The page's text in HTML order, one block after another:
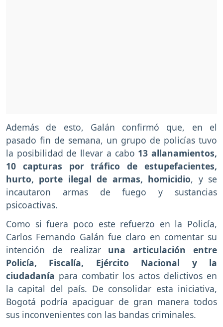
Además de esto, Galán confirmó que, en el
pasado fin de semana, un grupo de policías tuvo
la posibilidad de llevar a cabo 13 allanamientos,
10 capturas por tráfico de estupefacientes,
hurto, porte ilegal de armas, homicidio, y se
incautaron armas de fuego y sustancias
psicoactivas.
Como si fuera poco este refuerzo en la Policía,
Carlos Fernando Galán fue claro en comentar su
intención de realizar una articulación entre
Policía, Fiscalía, Ejército Nacional y la
ciudadanía para combatir los actos delictivos en
la capital del país. De consolidar esta iniciativa,
Bogotá podría apaciguar de gran manera todos
sus inconvenientes con las bandas criminales.